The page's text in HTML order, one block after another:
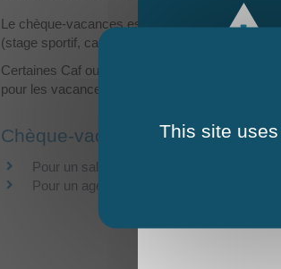
Le chèque-vacances est une prestation d'aide
(stage sportif, camping, colonies, transport,
Certaines Caf ou caisses de mutualité sociale
pour les vacances de leurs allocataires.
Chèque-vacances
Pour un salarié du privé
Pour un agent de la fonction publique
This site